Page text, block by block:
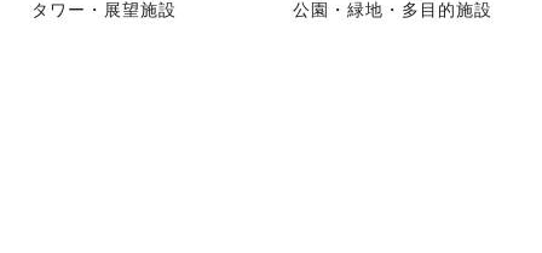
タワー・展望施設 公園・緑地・多目的施設